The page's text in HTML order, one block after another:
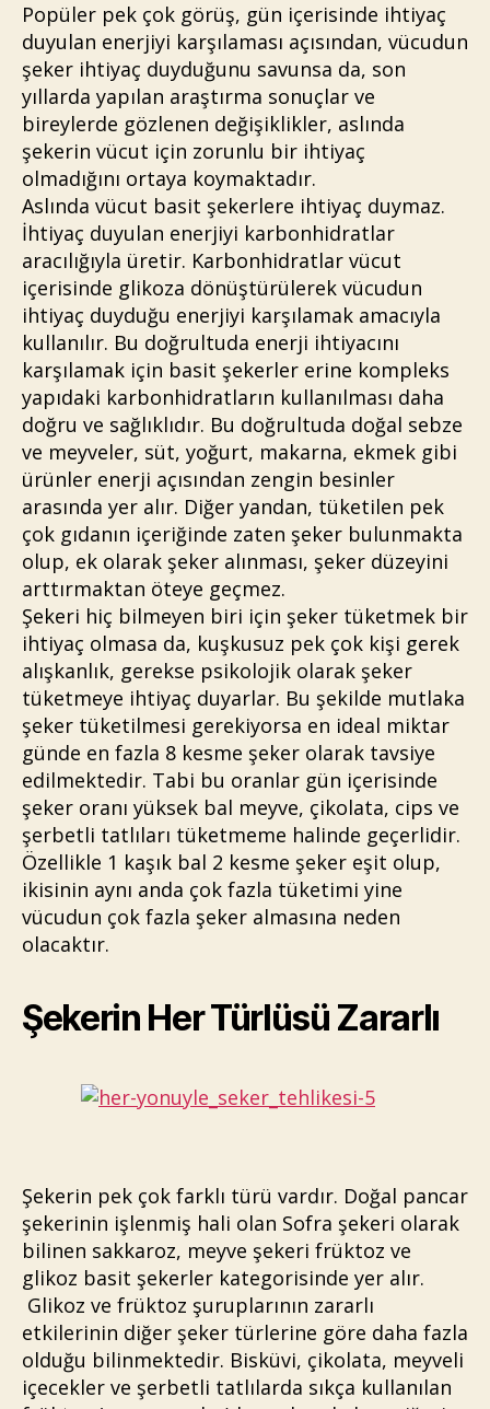
Popüler pek çok görüş, gün içerisinde ihtiyaç
duyulan enerjiyi karşılaması açısından, vücudun
şeker ihtiyaç duyduğunu savunsa da, son
yıllarda yapılan araştırma sonuçlar ve
bireylerde gözlenen değişiklikler, aslında
şekerin vücut için zorunlu bir ihtiyaç
olmadığını ortaya koymaktadır.
Aslında vücut basit şekerlere ihtiyaç duymaz.
İhtiyaç duyulan enerjiyi karbonhidratlar
aracılığıyla üretir. Karbonhidratlar vücut
içerisinde glikoza dönüştürülerek vücudun
ihtiyaç duyduğu enerjiyi karşılamak amacıyla
kullanılır. Bu doğrultuda enerji ihtiyacını
karşılamak için basit şekerler erine kompleks
yapıdaki karbonhidratların kullanılması daha
doğru ve sağlıklıdır. Bu doğrultuda doğal sebze
ve meyveler, süt, yoğurt, makarna, ekmek gibi
ürünler enerji açısından zengin besinler
arasında yer alır. Diğer yandan, tüketilen pek
çok gıdanın içeriğinde zaten şeker bulunmakta
olup, ek olarak şeker alınması, şeker düzeyini
arttırmaktan öteye geçmez.
Şekeri hiç bilmeyen biri için şeker tüketmek bir
ihtiyaç olmasa da, kuşkusuz pek çok kişi gerek
alışkanlık, gerekse psikolojik olarak şeker
tüketmeye ihtiyaç duyarlar. Bu şekilde mutlaka
şeker tüketilmesi gerekiyorsa en ideal miktar
günde en fazla 8 kesme şeker olarak tavsiye
edilmektedir. Tabi bu oranlar gün içerisinde
şeker oranı yüksek bal meyve, çikolata, cips ve
şerbetli tatlıları tüketmeme halinde geçerlidir.
Özellikle 1 kaşık bal 2 kesme şeker eşit olup,
ikisinin aynı anda çok fazla tüketimi yine
vücudun çok fazla şeker almasına neden
olacaktır.
Şekerin Her Türlüsü Zararlı
Şekerin pek çok farklı türü vardır. Doğal pancar
şekerinin işlenmiş hali olan Sofra şekeri olarak
bilinen sakkaroz, meyve şekeri früktoz ve
glikoz basit şekerler kategorisinde yer alır.
Glikoz ve früktoz şuruplarının zararlı
etkilerinin diğer şeker türlerine göre daha fazla
olduğu bilinmektedir. Bisküvi, çikolata, meyveli
içecekler ve şerbetli tatlılarda sıkça kullanılan